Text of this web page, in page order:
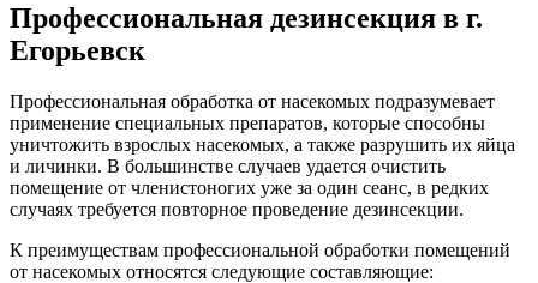
Профессиональная дезинсекция в г.
Егорьевск
Профессиональная обработка от насекомых подразумевает
применение специальных препаратов, которые способны
уничтожить взрослых насекомых, а также разрушить их яйца
и личинки. В большинстве случаев удается очистить
помещение от членистоногих уже за один сеанс, в редких
случаях требуется повторное проведение дезинсекции.
К преимуществам профессиональной обработки помещений
от насекомых относятся следующие составляющие: